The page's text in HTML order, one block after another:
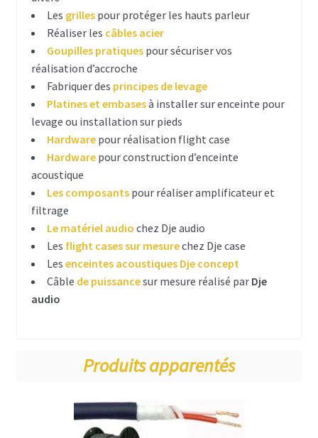
Contact
Les grilles pour protéger les hauts parleur
Réaliser les câbles acier
Goupilles pratiquespour sécuriser vos
réalisation d’accroche
Fabriquer des principes de levage
Platines et embasesà installer sur enceinte pour
levage ou installation sur pieds
Hardwarepour réalisation flight case
Hardwarepour construction d’enceinte
acoustique
Les composantspour réaliser amplificateur et
filtrage
Le matériel audio chez Dje audio
Les flight cases sur mesurechez Dje case
Les enceintes acoustiques Dje concept
Câble de puissancesur mesure réalisé par Dje
audio
Produits apparentés